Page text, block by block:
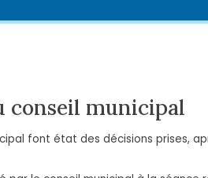
conseil municipal
font état des décisions prises,